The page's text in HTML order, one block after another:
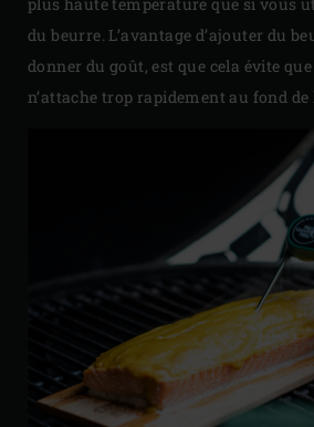
du beurre. L’avantage d’ajouter du
donner du goût, est que cela évite
n’attache trop rapidement au fond de